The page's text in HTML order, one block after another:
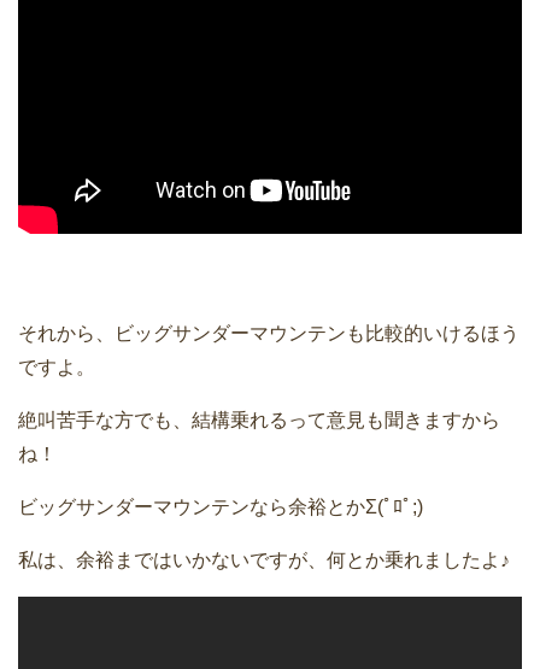
それから、ビッグサンダーマウンテンも比較的いけるほう
ですよ。
絶叫苦手な方でも、結構乗れるって意見も聞きますから
ね！
ビッグサンダーマウンテンなら余裕とかΣ(ﾟﾛﾟ;)
私は、余裕まではいかないですが、何とか乗れましたよ♪